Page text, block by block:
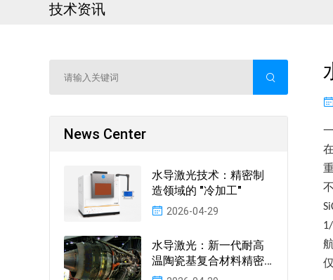
技术资讯
News Center
水导激光技术：精密制
造领域的 "冷加工"
2026-04-29
水导激光：新一代耐高
温陶瓷基复合材料精密
加工的革命性技术